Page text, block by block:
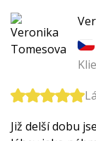
Již delší dobu